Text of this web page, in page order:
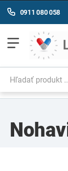
0911 080 058